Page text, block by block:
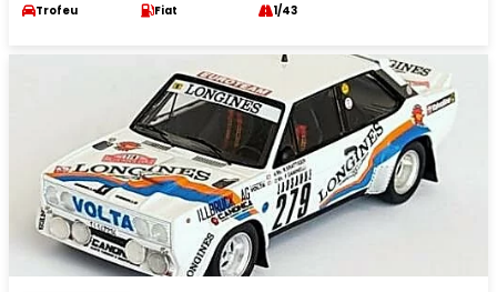
Trofeu Fiat 1/43